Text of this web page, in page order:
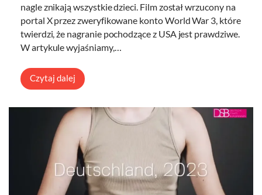
nagle znikają wszystkie dzieci. Film został wrzucony na
portal X przez zweryfikowane konto World War 3, które
twierdzi, że nagranie pochodzące z USA jest prawdziwe.
W artykule wyjaśniamy,…
Czytaj dalej